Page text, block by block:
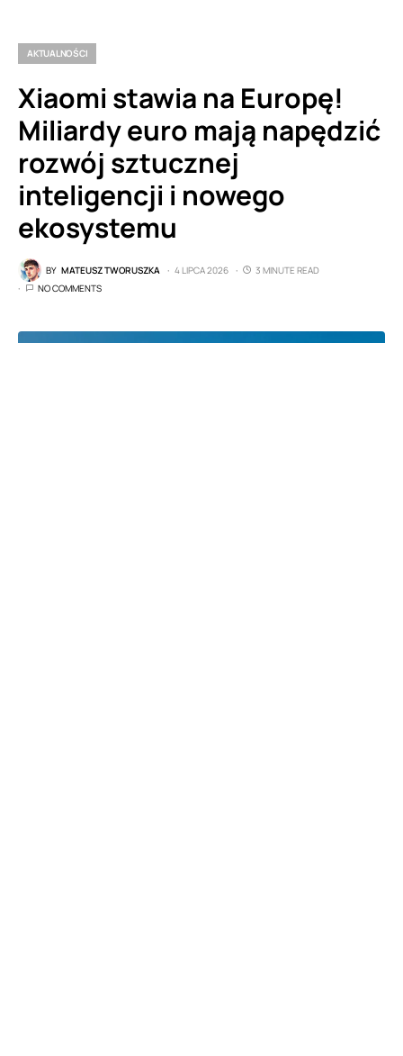
AKTUALNOŚCI
Xiaomi stawia na Europę!
Miliardy euro mają napędzić
rozwój sztucznej
inteligencji i nowego
ekosystemu
BY MATEUSZ TWORUSZKA 4 LIPCA 2026
3 MINUTE READ
NO COMMENTS